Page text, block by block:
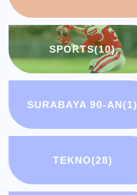
SPORTS(10)
SURABAYA 90-AN(1)
TEKNO(28)